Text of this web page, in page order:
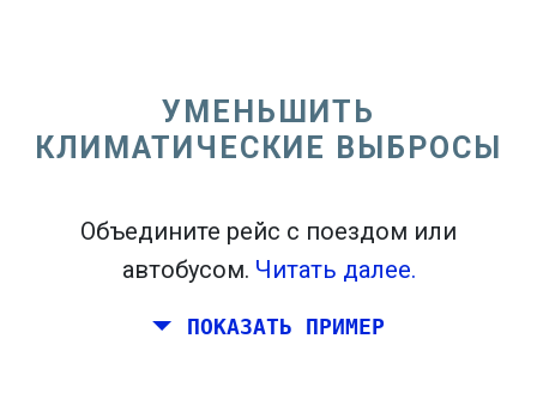
УМЕНЬШИТЬ
КЛИМАТИЧЕСКИЕ ВЫБРОСЫ
Объедините рейс с поездом или
автобусом. Читать далее.
ПОКАЗАТЬ ПРИМЕР